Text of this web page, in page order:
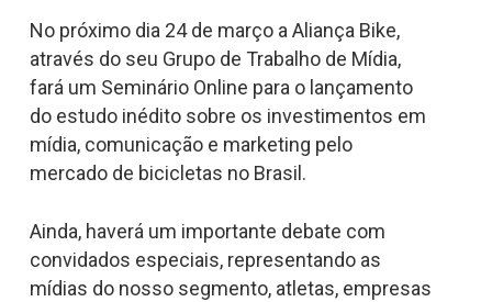
No próximo dia 24 de março a Aliança Bike,
através do seu Grupo de Trabalho de Mídia,
fará um Seminário Online para o lançamento
do estudo inédito sobre os investimentos em
mídia, comunicação e marketing pelo
mercado de bicicletas no Brasil.
Ainda, haverá um importante debate com
convidados especiais, representando as
mídias do nosso segmento, atletas, empresas